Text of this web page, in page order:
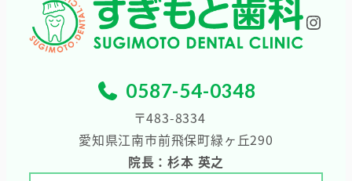
0587-54-0348
〒483-8334
愛知県江南市前飛保町緑ヶ丘290
院長：杉本 英之